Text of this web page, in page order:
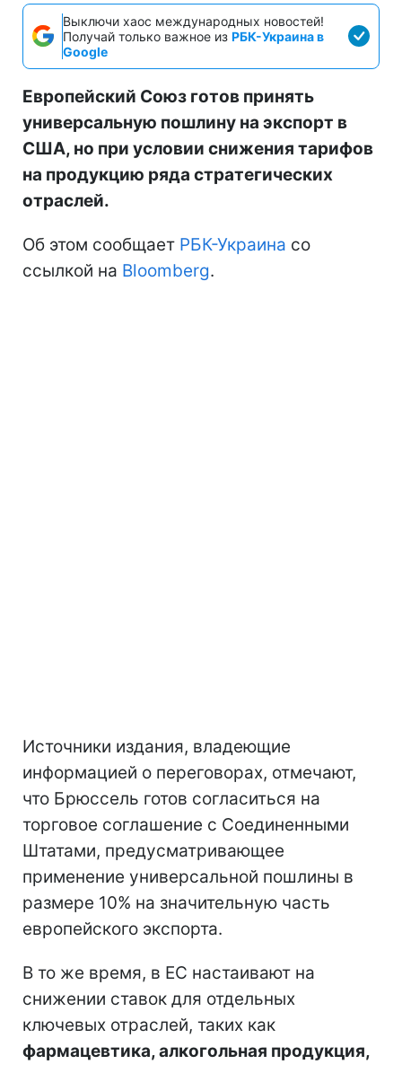
Выключи хаос международных новостей!
Получай только важное из РБК-Украина в
Google
Европейский Союз готов принять
универсальную пошлину на экспорт в
США, но при условии снижения тарифов
на продукцию ряда стратегических
отраслей.
Об этом сообщает РБК-Украина со
ссылкой на Bloomberg.
Источники издания, владеющие
информацией о переговорах, отмечают,
что Брюссель готов согласиться на
торговое соглашение с Соединенными
Штатами, предусматривающее
применение универсальной пошлины в
размере 10% на значительную часть
европейского экспорта.
В то же время, в ЕС настаивают на
снижении ставок для отдельных
ключевых отраслей, таких как
фармацевтика, алкогольная продукция,